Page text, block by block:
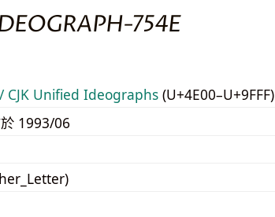
754E
/ CJK Unified Ideographs (U+4E00–U+9FFF)
1993/06